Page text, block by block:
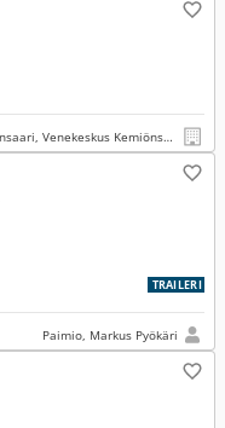
Kemiönsaari, Venekeskus Kemiönsaari
TRAILERI
Paimio, Markus Pyökäri